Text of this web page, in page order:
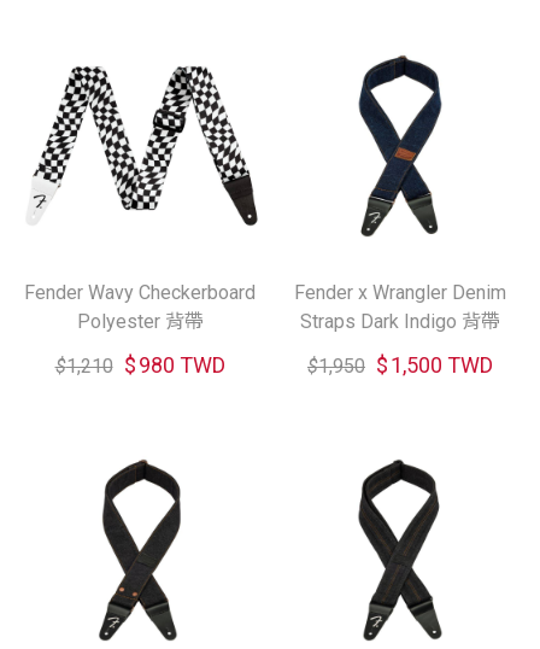
Fender Wavy Checkerboard
Polyester 背帶
$1,210 $980 TWD
Fender x Wrangler Denim
Straps Dark Indigo 背帶
$1,950 $1,500 TWD